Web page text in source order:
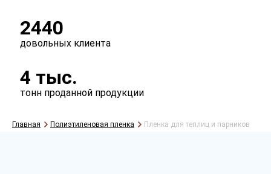
2440
довольных клиента
4 тыс.
тонн проданной продукции
Главная Полиэтиленовая пленка Пленка для теплиц и парников